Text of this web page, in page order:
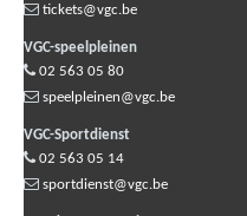
tickets@vgc.be
VGC-speelpleinen
02 563 05 80
speelpleinen@vgc.be
VGC-Sportdienst
02 563 05 14
sportdienst@vgc.be